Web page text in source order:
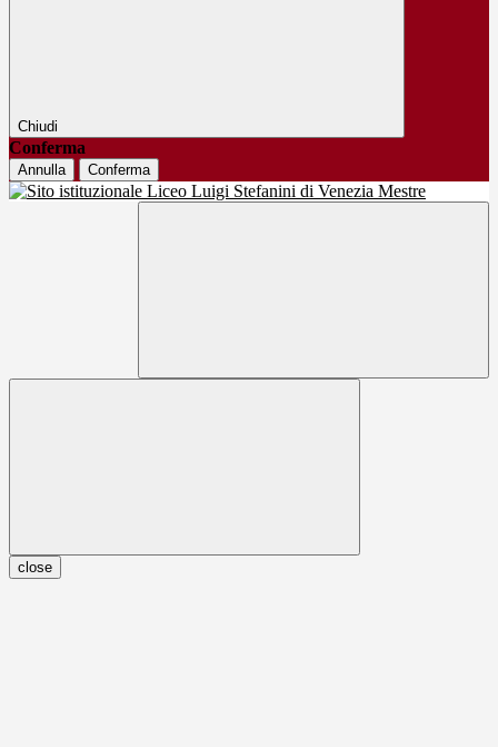
Chiudi
Conferma
Annulla Conferma
close